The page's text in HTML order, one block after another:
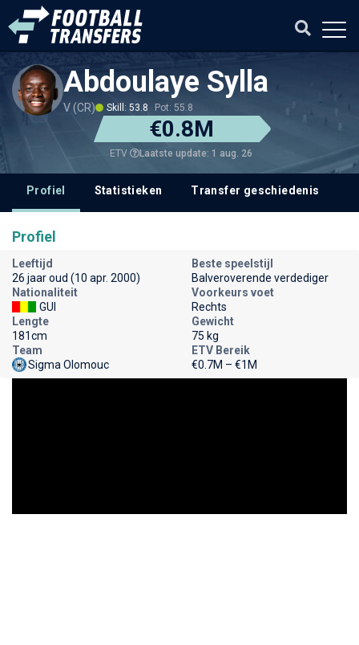
Abdoulaye Sylla
V (CR) Skill: 53.8 Pot: 55.8
€0.8M
ETV Laatste update: 1 aug. 26
Profiel Statistieken Transfer geschiedenis
Profiel
Leeftijd
26 jaar oud (10 apr. 2000)
Beste speelstijl
Balveroverende verdediger
Nationaliteit
GUI
Voorkeurs voet
Rechts
Lengte
181cm
Gewicht
75 kg
Team
Sigma Olomouc
ETV Bereik
€0.7M – €1M